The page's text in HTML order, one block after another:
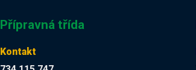
Přípravná třída
Kontakt